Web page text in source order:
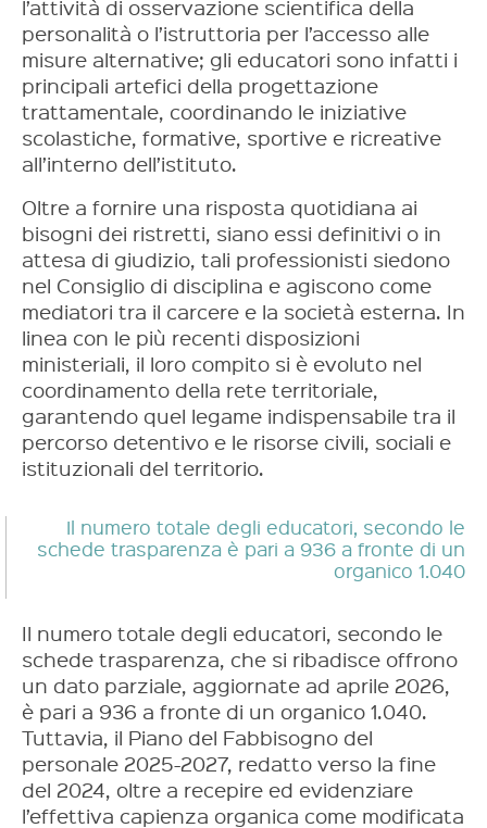
l’attività di osservazione scientifica della
personalità o l’istruttoria per l’accesso alle
misure alternative; gli educatori sono infatti i
principali artefici della progettazione
trattamentale, coordinando le iniziative
scolastiche, formative, sportive e ricreative
all’interno dell’istituto.
Oltre a fornire una risposta quotidiana ai
bisogni dei ristretti, siano essi definitivi o in
attesa di giudizio, tali professionisti siedono
nel Consiglio di disciplina e agiscono come
mediatori tra il carcere e la società esterna. In
linea con le più recenti disposizioni
ministeriali, il loro compito si è evoluto nel
coordinamento della rete territoriale,
garantendo quel legame indispensabile tra il
percorso detentivo e le risorse civili, sociali e
istituzionali del territorio.
Il numero totale degli educatori, secondo le
schede trasparenza è pari a 936 a fronte di un
organico 1.040
Il numero totale degli educatori, secondo le
schede trasparenza, che si ribadisce offrono
un dato parziale, aggiornate ad aprile 2026,
è pari a 936 a fronte di un organico 1.040.
Tuttavia, il Piano del Fabbisogno del
personale 2025-2027, redatto verso la fine
del 2024, oltre a recepire ed evidenziare
l’effettiva capienza organica come modificata